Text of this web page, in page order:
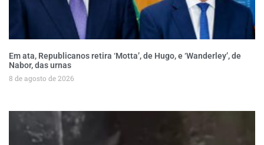
Em ata, Republicanos retira ‘Motta’, de Hugo, e ‘Wanderley’, de
Nabor, das urnas
8 de agosto de 2026